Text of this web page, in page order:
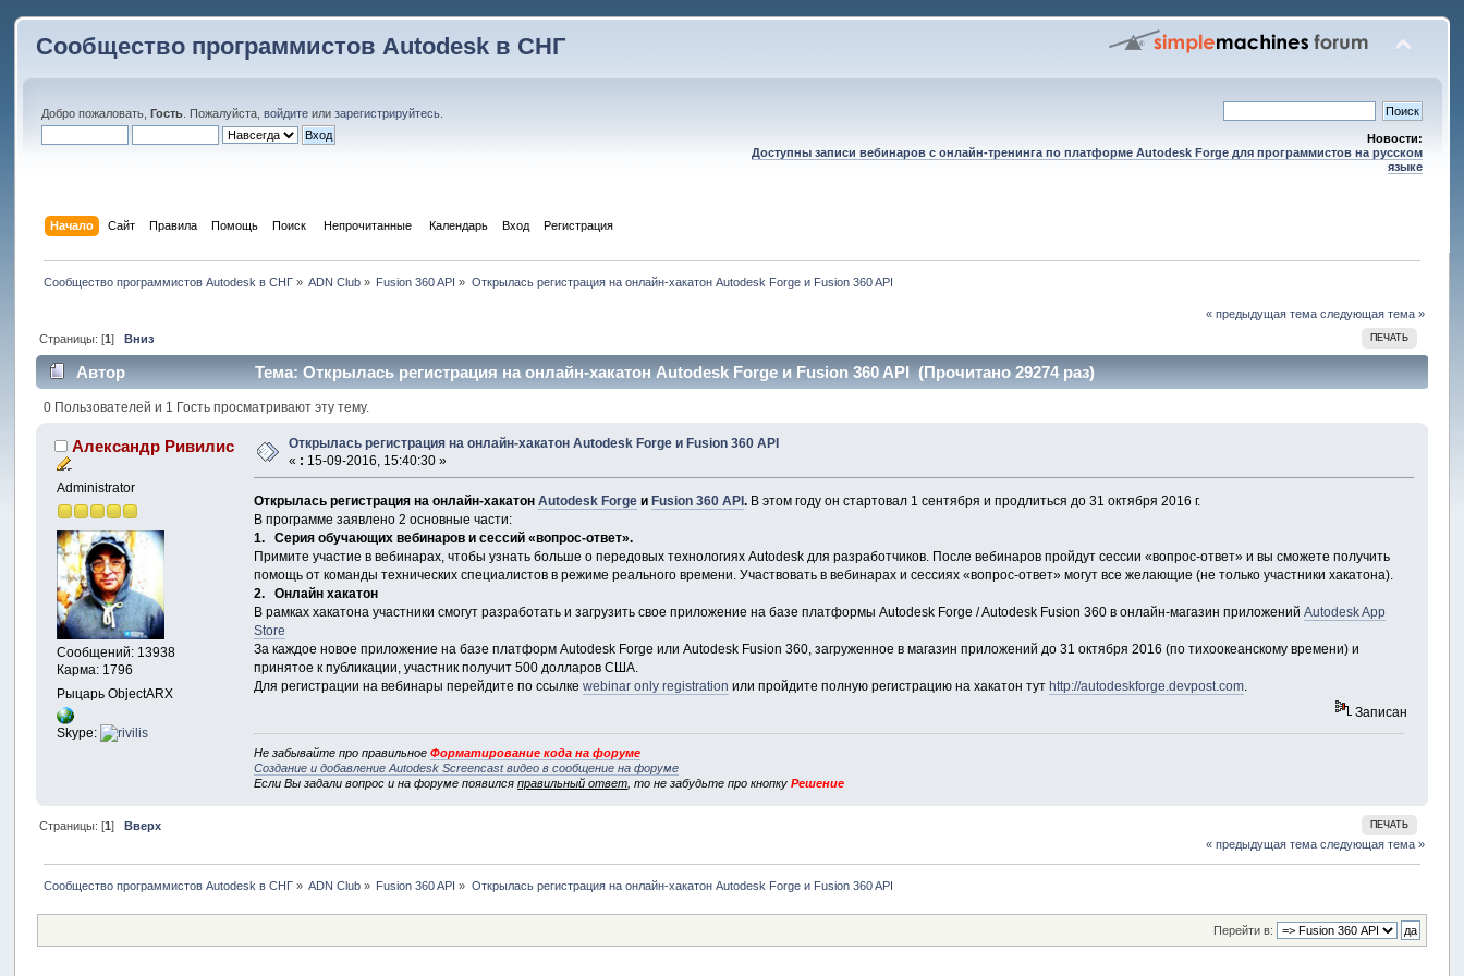
Сообщество программистов Autodesk в СНГ
Добро пожаловать,Гость . Пожалуйста,войдите илизарегистрируйтесь
Новости:
Доступны записи вебинаров с онлайн-тренинга по платформе Autodesk Forge для программистов на русском
языке
Начало Сайт Правила Помощь Поиск Непрочитанные Календарь Вход Регистрация
Сообщество программистов Autodesk в СНГ» ADN Club » Fusion 360 API » Открылась регистрация на онлайн-хакатон Autodesk Forge и Fusion 360 API
« предыдущая тема следующая тема »
ПЕЧАТЬ
Страницы: [1] Вниз
Автор Тема: Открылась регистрация на онлайн-хакатон Autodesk Forge и Fusion 360 API (Прочитано 29274 раз)
0 Пользователей и 1 Гость просматривают эту тему.
Александр Ривилис
Administrator
Сообщений: 13938
Карма: 1796
Рыцарь ObjectARX
Skype:
Открылась регистрация на онлайн-хакатон Autodesk Forge и Fusion 360 API
« : 15-09-2016, 15:40:30 »
Открылась регистрация на онлайн-хакатонAutodesk Forge иFusion 360 API. В этом году он стартовал 1 сентября и продлиться до 31 октября 2016 г.
В программе заявлено 2 основные части:
1. Серия обучающих вебинаров и сессий «вопрос-ответ».
Примите участие в вебинарах, чтобы узнать больше о передовых технологиях Autodesk для разработчиков. После вебинаров пройдут сессии «вопрос-ответ» и вы сможете получить
помощь от команды технических специалистов в режиме реального времени. Участвовать в вебинарах и сессиях «вопрос-ответ» могут все желающие (не только участники хакатона).
2. Онлайн хакатон
В рамках хакатона участники смогут разработать и загрузить свое приложение на базе платформы Autodesk Forge / Autodesk Fusion 360 в онлайн-магазин приложенийAutodesk App
Store
За каждое новое приложение на базе платформ Autodesk Forge или Autodesk Fusion 360, загруженное в магазин приложений до 31 октября 2016 (по тихоокеанскому времени) и
принятое к публикации, участник получит 500 долларов США.
Для регистрации на вебинары перейдите по ссылкеwebinar only registration или пройдите полную регистрацию на хакатон тутhttp://autodeskforge.devpost.com
Записан
Не забывайте про правильноеФорматирование кода на форуме
Создание и добавление Autodesk Screencast видео в сообщение на форуме
Если Вы задали вопрос и на форуме появилсяправильный ответ , то не забудьте про кнопкуРешение
ПЕЧАТЬ
Страницы: [1] Вверх
« предыдущая тема следующая тема »
Сообщество программистов Autodesk в СНГ» ADN Club » Fusion 360 API » Открылась регистрация на онлайн-хакатон Autodesk Forge и Fusion 360 API
Перейти в: